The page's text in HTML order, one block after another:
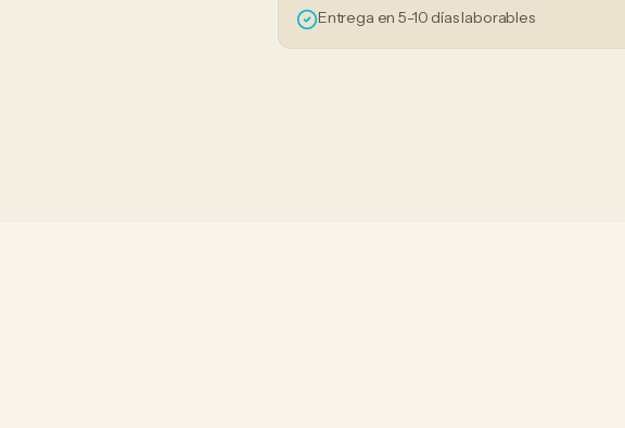
Entrega en 5-10 días laborables